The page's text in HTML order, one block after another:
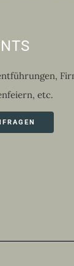
etc.